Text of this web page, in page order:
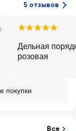
5 отзывов
Дельная
розовая
покупки
Все